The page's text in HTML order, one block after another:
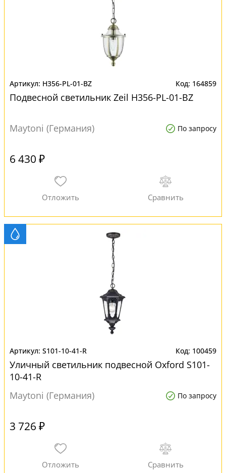
H356-PL-01-BZ 164859
Подвесной светильник Zeil H356-PL-01-BZ
Maytoni (Германия) По запросу
6 430 ₽
S101-10-41-R 100459
Уличный светильник подвесной Oxford S101-
10-41-R
Maytoni (Германия)
По запросу
3 726 ₽